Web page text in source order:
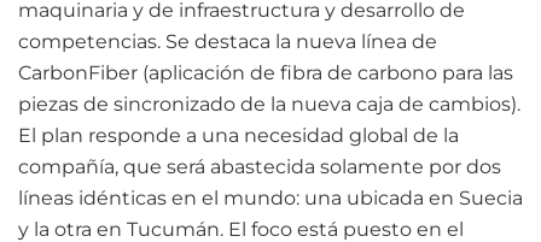
maquinaria y de infraestructura y desarrollo de
competencias. Se destaca la nueva línea de
CarbonFiber (aplicación de fibra de carbono para las
piezas de sincronizado de la nueva caja de cambios).
El plan responde a una necesidad global de la
compañía, que será abastecida solamente por dos
líneas idénticas en el mundo: una ubicada en Suecia
y la otra en Tucumán. El foco está puesto en el